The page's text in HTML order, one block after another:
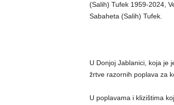
(Salih) Tufek 1959-2024,
Sabaheta (Salih) Tufek.
U Donjoj Jablanici, koja je
žrtve razornih poplava za
U poplavama i klizištima